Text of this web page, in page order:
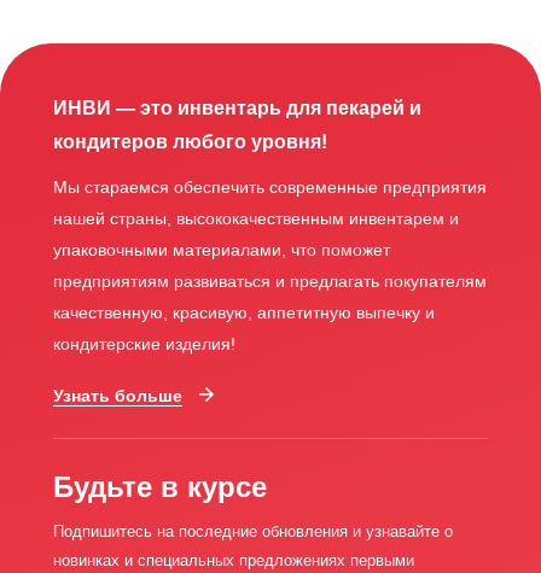
ИНВИ — это инвентарь для пекарей и
кондитеров любого уровня!
Мы стараемся обеспечить современные предприятия
нашей страны, высококачественным инвентарем и
упаковочными материалами, что поможет
предприятиям развиваться и предлагать покупателям
качественную, красивую, аппетитную выпечку и
кондитерские изделия!
Узнать больше
Будьте в курсе
Подпишитесь на последние обновления и узнавайте о
новинках и специальных предложениях первыми